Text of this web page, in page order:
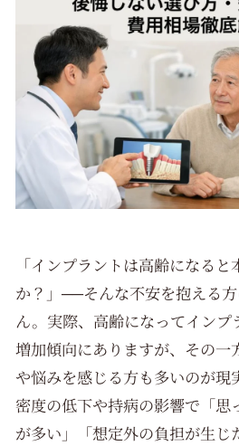
「インプラントは高齢になる
か？」──そんな不安を抱える
ん。実際、高齢になってインプ
増加傾向にありますが、その一
や悩みを感じる方も多いのが現
密度の低下や持病の影響で「思
が多い」「想定外の負担が生じ